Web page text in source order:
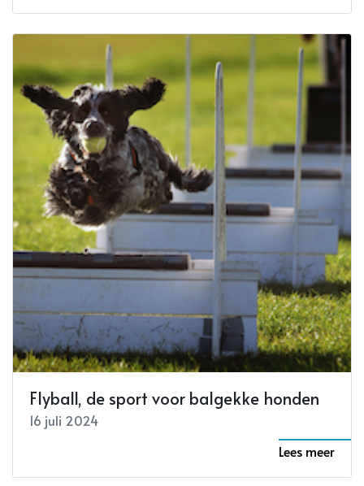
Flyball, de sport voor balgekke honden
16 juli 2024
Lees meer